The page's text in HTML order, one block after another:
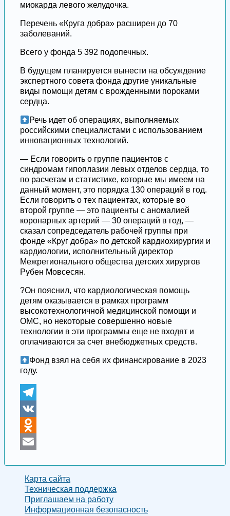
миокарда левого желудочка.
Перечень «Круга добра» расширен до 70
заболеваний.
Всего у фонда 5 392 подопечных.
В будущем планируется вынести на обсуждение
экспертного совета фонда другие уникальные
виды помощи детям с врожденными пороками
сердца.
Речь идет об операциях, выполняемых
российскими специалистами с использованием
инновационных технологий.
— Если говорить о группе пациентов с
синдромам гипоплазии левых отделов сердца, то
по расчетам и статистике, которые мы имеем на
данный момент, это порядка 130 операций в год.
Если говорить о тех пациентах, которые во
второй группе — это пациенты с аномалией
коронарных артерий — 30 операций в год, —
сказал сопредседатель рабочей группы при
фонде «Круг добра» по детской кардиохирургии и
кардиологии, исполнительный директор
Межрегионального общества детских хирургов
Рубен Мовсесян.
?Он пояснил, что кардиологическая помощь
детям оказывается в рамках программ
высокотехнологичной медицинской помощи и
ОМС, но некоторые совершенно новые
технологии в эти программы еще не входят и
оплачиваются за счет внебюджетных средств.
Фонд взял на себя их финансирование в 2023
году.
Telegram
VK
Odnoklassniki
Карта сайта
Техническая поддержка
Приглашаем на работу
Информационная безопасность